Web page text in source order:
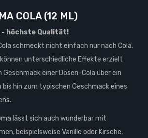
COLA (12 ML)
- höchste Qualität!
schmeckt nicht einfach nur nach Cola.
unterschiedliche Effekte erzielt
Geschmack einer Dosen-Cola über ein
bis hin zum typischen Geschmack eines
lässt sich auch wunderbar mit
beispielsweise Vanille oder Kirsche,